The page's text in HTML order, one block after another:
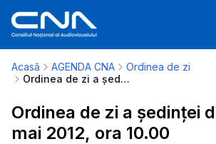
Acasă AGENDA CNA
Ordinea de zi
Ordinea de zi a ședinței de marți, 22 mai 2012, ora 10.00
Ordinea de zi a ședinței
mai 2012, ora 10.00